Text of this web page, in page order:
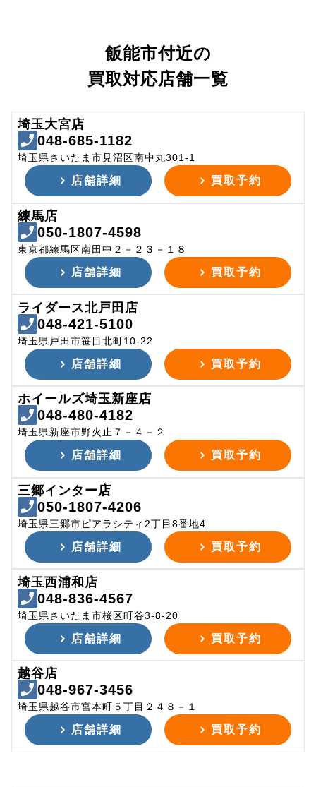
飯能市付近の
買取対応店舗一覧
埼玉大宮店
048-685-1182
埼玉県さいたま市見沼区南中丸301-1
店舗詳細 買取予約
練馬店
050-1807-4598
東京都練馬区南田中２－２３－１８
店舗詳細 買取予約
ライダース北戸田店
048-421-5100
埼玉県戸田市笹目北町10-22
店舗詳細 買取予約
ホイールズ埼玉新座店
048-480-4182
埼玉県新座市野火止７－４－２
店舗詳細 買取予約
三郷インター店
050-1807-4206
埼玉県三郷市ピアラシティ2丁目8番地4
店舗詳細 買取予約
埼玉西浦和店
048-836-4567
埼玉県さいたま市桜区町谷3-8-20
店舗詳細 買取予約
越谷店
048-967-3456
埼玉県越谷市宮本町５丁目２４８－１
店舗詳細 買取予約